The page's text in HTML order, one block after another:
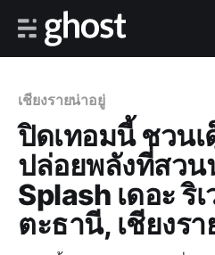
เชียงรายน่าอยู่
ปิดเทอมนี้ ชวน
ปล่อยพลังที่สวน
Splash เดอะ ริ
ตะธานี, เชียงรา